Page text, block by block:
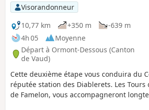
Visorandonneur
10,77 km
+350 m
-639 m
4h 05
Moyenne
Départ à Ormont-Dessous (Canton
de Vaud)
Cette deuxième étape vous conduira du
réputée station des Diablerets. Les Tours
de Famelon, vous accompagneront